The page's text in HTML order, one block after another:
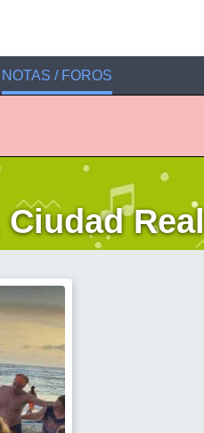
NOTAS / FOROS
Real